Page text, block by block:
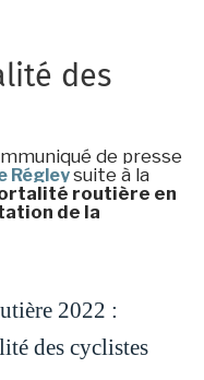
des
de presse
Régleysuite à la
routière en
de la
2022 :
des cyclistes